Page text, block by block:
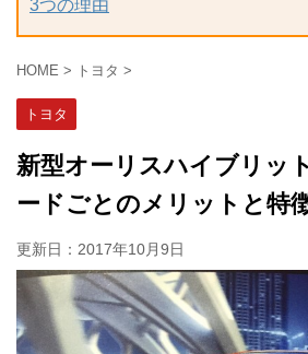
3つの理由
HOME > トヨタ >
トヨタ
新型オーリスハイブリッ
ードごとのメリットと特
更新日： 2017年10月9日